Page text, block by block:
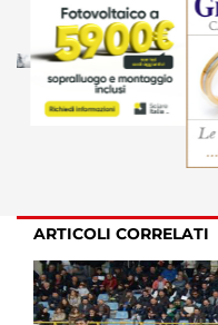
ARTICOLI CORRELATI